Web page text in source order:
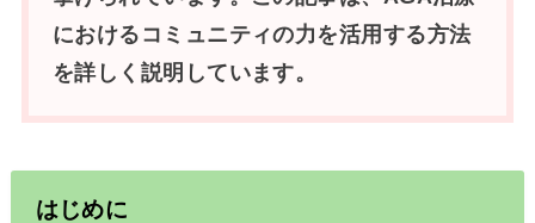
におけるコミュニティの力を活用する方法
を詳しく説明しています。
はじめに